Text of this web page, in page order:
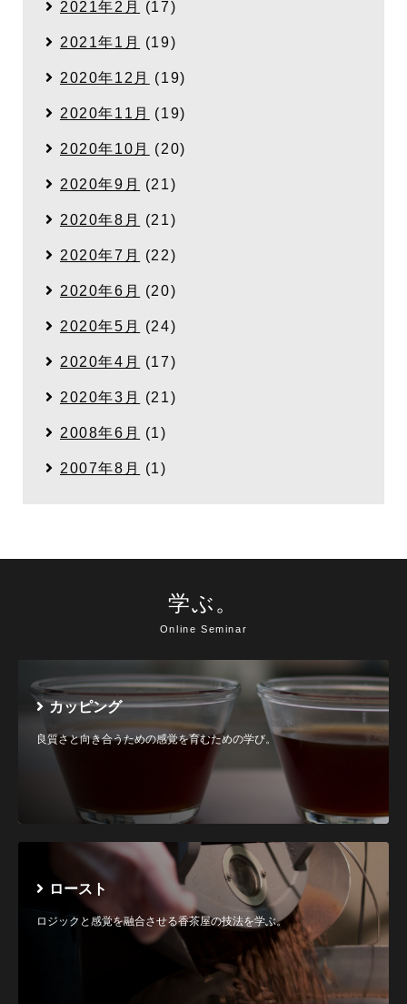
2021年2月 (17)
2021年1月 (19)
2020年12月 (19)
2020年11月 (19)
2020年10月 (20)
2020年9月 (21)
2020年8月 (21)
2020年7月 (22)
2020年6月 (20)
2020年5月 (24)
2020年4月 (17)
2020年3月 (21)
2008年6月 (1)
2007年8月 (1)
学ぶ。
Online Seminar
カッピング
良質さと向き合うための感覚を育むための学び。
ロースト
ロジックと感覚を融合させる香茶屋の技法を学ぶ。